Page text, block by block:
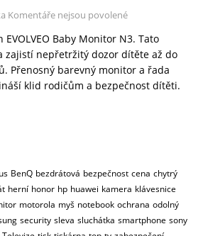
Komentáře nejsou povolené
EVOLVEO Baby Monitor N3. Tato
zajistí nepřetržitý dozor dítěte až do
Přenosný barevný monitor a řada
klid rodičům a bezpečnost dítěti.
BenQ bezdrátová bezpečnost cena chytrý
herní honor hp huawei kamera klávesnice
motorola myš notebook ochrana odolný
security sleva sluchátka smartphone sony